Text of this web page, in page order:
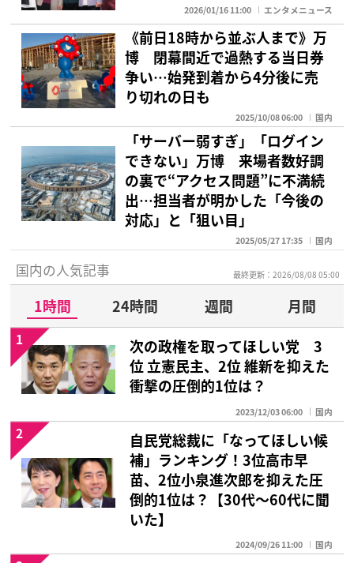
2026/01/16 11:00 エンタメニュース
《前日18時から並ぶ人まで》万
博 閉幕間近で過熱する当日券
争い…始発到着から4分後に売
り切れの日も
2025/10/08 06:00 国内
「サーバー弱すぎ」「ログイン
できない」万博 来場者数好調
の裏で“アクセス問題”に不満続
出…担当者が明かした「今後の
対応」と「狙い目」
2025/05/27 17:35 国内
国内の人気記事 最終更新：2026/08/08 05:00
1時間 24時間 週間
月間
次の政権を取ってほしい党 3
位 立憲民主、2位 維新を抑えた
衝撃の圧倒的1位は？
2023/12/03 06:00 国内
1
自民党総裁に「なってほしい候
補」ランキング！3位高市早
苗、2位小泉進次郎を抑えた圧
倒的1位は？【30代〜60代に聞
いた】
2024/09/26 11:00 国内
2